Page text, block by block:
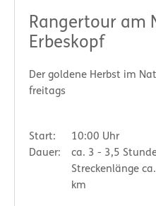
Rangertour am
Erbeskopf
Der goldene Herbst im
freitags
Start:
10:00 Uhr
Dauer:
ca. 3 - 3,5
Streckenlänge
km